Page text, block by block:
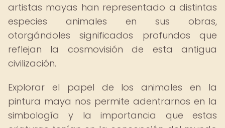
artistas mayas han representado a distintas
especies animales en sus obras,
otorgándoles significados profundos que
reflejan la cosmovisión de esta antigua
civilización.
Explorar el papel de los animales en la
pintura maya nos permite adentrarnos en la
simbología y la importancia que estas